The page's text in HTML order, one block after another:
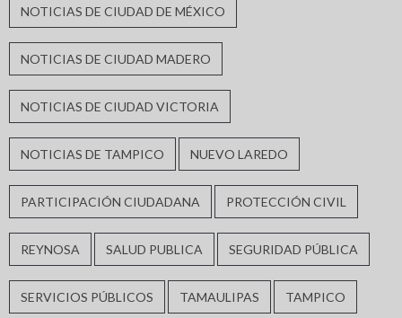
NOTICIAS DE CIUDAD DE MÉXICO
NOTICIAS DE CIUDAD MADERO
NOTICIAS DE CIUDAD VICTORIA
NOTICIAS DE TAMPICO NUEVO LAREDO
PARTICIPACIÓN CIUDADANA PROTECCIÓN CIVIL
REYNOSA SALUD PUBLICA SEGURIDAD PÚBLICA
SERVICIOS PÚBLICOS TAMAULIPAS TAMPICO